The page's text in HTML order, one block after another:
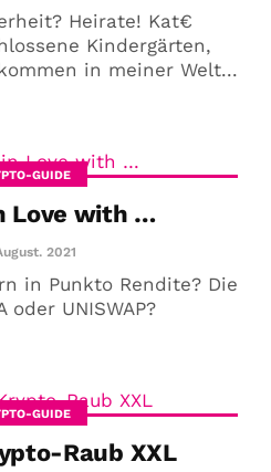
Heirate! Kat€
Kindergärten,
in meiner Welt...
GUIDE
Love with …
2021
in Punkto Rendite? Die
oder UNISWAP?
GUIDE
Raub XXL